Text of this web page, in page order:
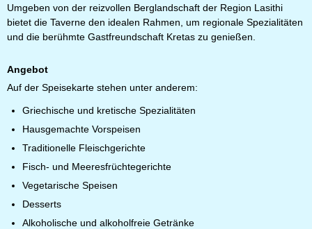
Umgeben von der reizvollen Berglandschaft der Region Lasithi
bietet die Taverne den idealen Rahmen, um regionale Spezialitäten
und die berühmte Gastfreundschaft Kretas zu genießen.
Angebot
Auf der Speisekarte stehen unter anderem:
Griechische und kretische Spezialitäten
Hausgemachte Vorspeisen
Traditionelle Fleischgerichte
Fisch- und Meeresfrüchtegerichte
Vegetarische Speisen
Desserts
Alkoholische und alkoholfreie Getränke